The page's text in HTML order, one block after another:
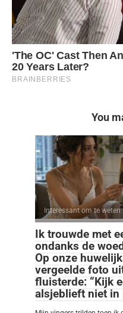
You
Interessant om te weten
Ik trouwde met
ondanks de
Op onze
vergeelde foto
fluisterde: “Kijk
alsjeblieft niet in